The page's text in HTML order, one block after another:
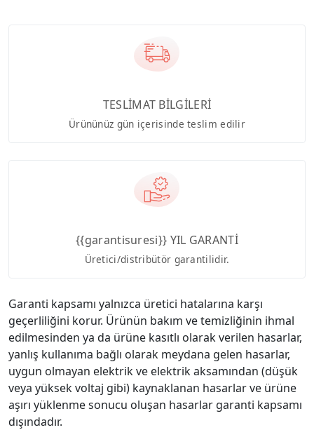
TESLİMAT BİLGİLERİ
Ürününüz gün içerisinde teslim edilir
{{garantisuresi}} YIL GARANTİ
Üretici/distribütör garantilidir.
Garanti kapsamı yalnızca üretici hatalarına karşı
geçerliliğini korur. Ürünün bakım ve temizliğinin ihmal
edilmesinden ya da ürüne kasıtlı olarak verilen hasarlar,
yanlış kullanıma bağlı olarak meydana gelen hasarlar,
uygun olmayan elektrik ve elektrik aksamından (düşük
veya yüksek voltaj gibi) kaynaklanan hasarlar ve ürüne
aşırı yüklenme sonucu oluşan hasarlar garanti kapsamı
dışındadır.